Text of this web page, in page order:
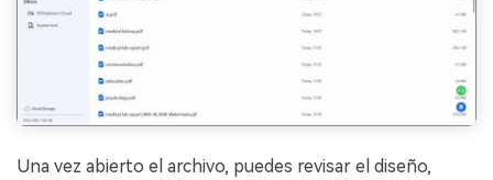
Una vez abierto el archivo, puedes revisar el diseño,